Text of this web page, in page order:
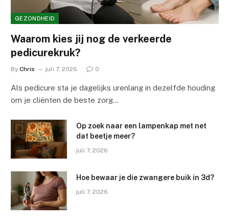
GEZONDHEID
Waarom kies jij nog de verkeerde
pedicurekruk?
By Chris juli 7, 2026 0
Als pedicure sta je dagelijks urenlang in dezelfde houding
om je cliënten de beste zorg…
Op zoek naar een lampenkap met net
dat beetje meer?
juli 7, 2026
Hoe bewaar je die zwangere buik in 3d?
juli 7, 2026